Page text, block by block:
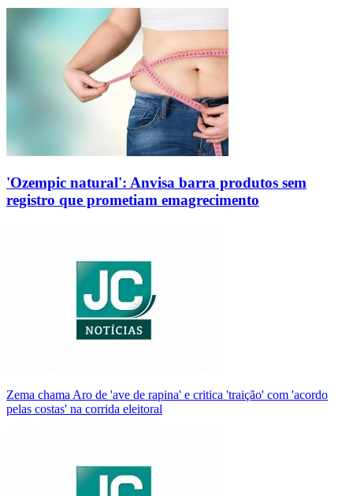
'Ozempic natural': Anvisa barra produtos sem
registro que prometiam emagrecimento
Zema chama Aro de 'ave de rapina' e critica 'traição' com 'acordo
pelas costas' na corrida eleitoral